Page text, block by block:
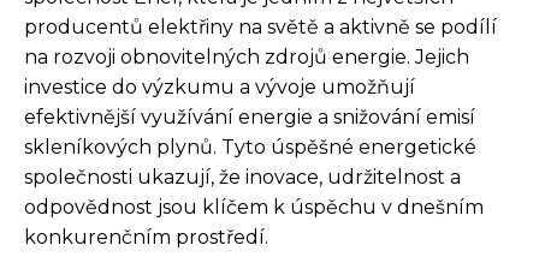
producentů elektřiny na světě a aktivně se podílí
na rozvoji obnovitelných zdrojů energie. Jejich
investice do výzkumu a vývoje umožňují
efektivnější využívání energie a snižování emisí
skleníkových plynů. Tyto úspěšné energetické
společnosti ukazují, že inovace, udržitelnost a
odpovědnost jsou klíčem k úspěchu v dnešním
konkurenčním prostředí.